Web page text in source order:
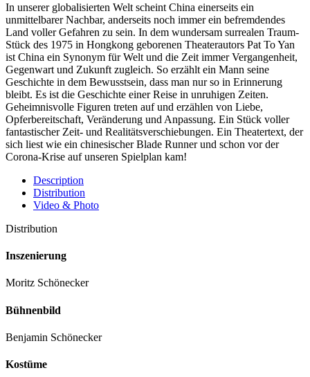
In unserer globalisierten Welt scheint China einerseits ein
unmittelbarer Nachbar, anderseits noch immer ein befremdendes
Land voller Gefahren zu sein. In dem wundersam surrealen Traum-
Stück des 1975 in Hongkong geborenen Theaterautors Pat To Yan
ist China ein Synonym für Welt und die Zeit immer Vergangenheit,
Gegenwart und Zukunft zugleich. So erzählt ein Mann seine
Geschichte in dem Bewusstsein, dass man nur so in Erinnerung
bleibt. Es ist die Geschichte einer Reise in unruhigen Zeiten.
Geheimnisvolle Figuren treten auf und erzählen von Liebe,
Opferbereitschaft, Veränderung und Anpassung. Ein Stück voller
fantastischer Zeit- und Realitätsverschiebungen. Ein Theatertext, der
sich liest wie ein chinesischer Blade Runner und schon vor der
Corona-Krise auf unseren Spielplan kam!
Description
Distribution
Video & Photo
Distribution
Inszenierung
Moritz Schönecker
Bühnenbild
Benjamin Schönecker
Kostüme